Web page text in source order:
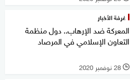
غرفة الأخبار
المعركة ضد الإرهاب.. دول منظمة
التعاون الإسلامي في المرصاد
l 28 نوفمبر 2020